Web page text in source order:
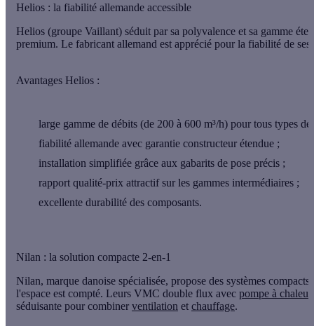
Helios : la fiabilité allemande accessible
Helios (groupe Vaillant) séduit par sa polyvalence et sa gamme
premium. Le fabricant allemand est apprécié pour la fiabilité de ses
Avantages Helios :
large gamme de débits (de 200 à 600 m³/h) pour tous types
fiabilité allemande avec garantie constructeur étendue ;
installation simplifiée grâce aux gabarits de pose précis ;
rapport qualité-prix attractif sur les gammes intermédiaires ;
excellente durabilité des composants.
Nilan : la solution compacte 2-en-1
Nilan, marque danoise spécialisée, propose des systèmes
l'espace est compté. Leurs VMC double flux avec pompe à chaleur
séduisante pour combiner ventilation et chauffage.